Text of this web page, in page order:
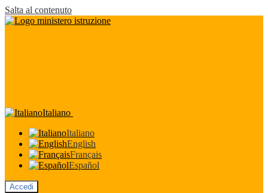
Salta al contenuto
Italiano
Italiano
English
Français
Español
Accedi